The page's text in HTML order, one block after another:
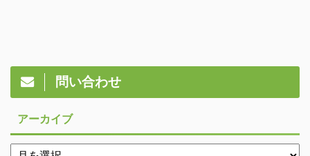
問い合わせ
アーカイブ